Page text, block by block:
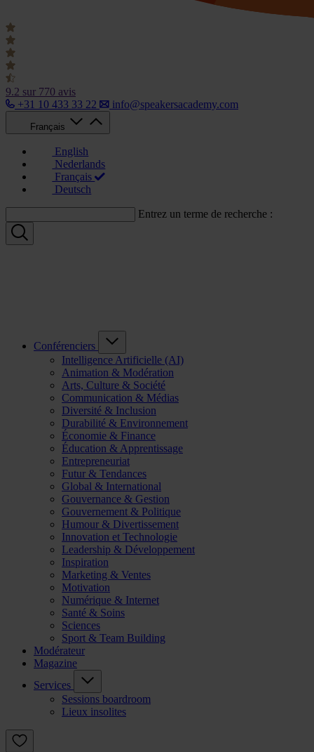
9.2 sur 770 avis
+31 10 433 33 22
info@speakersacademy.com
Français
English
Nederlands
Français
Deutsch
Entrez un terme de recherche :
Conférenciers
Intelligence Artificielle (AI)
Animation & Modération
Arts, Culture & Société
Communication & Médias
Diversité & Inclusion
Durabilité & Environnement
Économie & Finance
Éducation & Apprentissage
Entrepreneuriat
Futur & Tendances
Global & International
Gouvernance & Gestion
Gouvernement & Politique
Humour & Divertissement
Innovation et Technologie
Leadership & Développement
Inspiration
Marketing & Ventes
Motivation
Numérique & Internet
Santé & Soins
Sciences
Sport & Team Building
Modérateur
Magazine
Services
Sessions boardroom
Lieux insolites